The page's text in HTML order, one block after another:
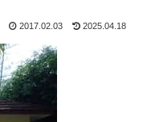
2017.02.03 2025.04.18